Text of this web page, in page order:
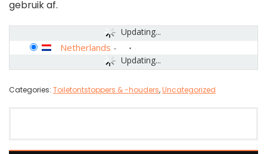
gebruik af.
Updating...
Updating...
Netherlands -
Categories: Toiletontstoppers & -houders,Uncategorized